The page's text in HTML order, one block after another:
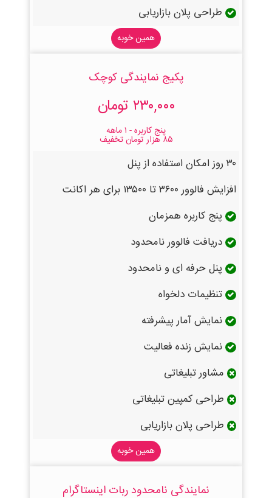
طراحی پلان بازاریابی
همین خوبه
پکیج نمایندگی کوچک
۲۳۰,۰۰۰ تومان
پنج کاربره - ۱ ماهه
۸۵ هزار تومان تخفیف
۳۰ روز امکان استفاده از پنل
افزایش فالوور ۳۶۰۰ تا ۱۳۵۰۰ برای هر اکانت
پنج کاربره همزمان
دریافت فالوور نامحدود
پنل حرفه ای و نامحدود
تنظیمات دلخواه
نمایش آمار پیشرفته
نمایش زنده فعالیت
مشاور تبلیغاتی
طراحی کمپین تبلیغاتی
طراحی پلان بازاریابی
همین خوبه
نمایندگی نامحدود ربات اینستاگرام